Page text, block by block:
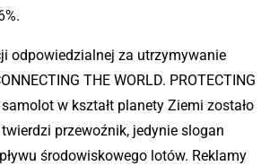
odpowiedzialnej za utrzymywanie
THE WORLD. PROTECTING
w kształt planety Ziemi zostało
przewoźnik, jedynie slogan
środowiskowego lotów. Reklamy